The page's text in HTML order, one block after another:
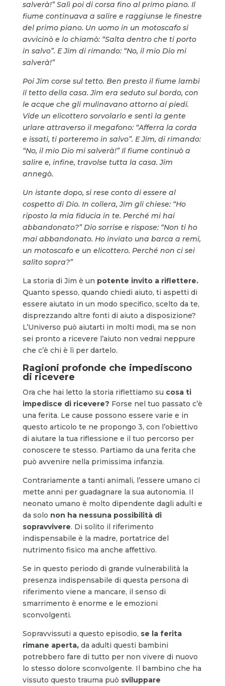
salverà!” Salì poi di corsa fino al primo piano. Il
fiume continuava a salire e raggiunse le finestre
del primo piano. Un uomo in un motoscafo si
avvicinò e lo chiamò: “Salta dentro che ti porto
in salvo”. E Jim di rimando: “No, il mio Dio mi
salverà!”
Poi Jim corse sul tetto. Ben presto il fiume lambì
il tetto della casa. Jim era seduto sul bordo, con
le acque che gli mulinavano attorno ai piedi.
Vide un elicottero sorvolarlo e sentì la gente
urlare attraverso il megafono: “Afferra la corda
e issati, ti porteremo in salvo”. E Jim, di rimando:
“No, il mio Dio mi salverà!” Il fiume continuò a
salire e, infine, travolse tutta la casa. Jim
annegò.
Un istante dopo, si rese conto di essere al
cospetto di Dio. In collera, Jim gli chiese: “Ho
riposto la mia fiducia in te. Perché mi hai
abbandonato?” Dio sorrise e rispose: “Non ti ho
mai abbandonato. Ho inviato una barca a remi,
un motoscafo e un elicottero. Perché non ci sei
salito sopra?”
La storia di Jim è un potente invito a riflettere.
Quanto spesso, quando chiedi aiuto, ti aspetti di
essere aiutato in un modo specifico, scelto da te,
disprezzando altre fonti di aiuto a disposizione?
L’Universo può aiutarti in molti modi, ma se non
sei pronto a ricevere l’aiuto non vedrai neppure
che c’è chi è lì per dartelo.
Ragioni profonde che impediscono
di ricevere
Ora che hai letto la storia riflettiamo su cosa ti
impedisce di ricevere? Forse nel tuo passato c’è
una ferita. Le cause possono essere varie e in
questo articolo te ne propongo 3, con l’obiettivo
di aiutare la tua riflessione e il tuo percorso per
conoscere te stesso. Partiamo da una ferita che
può avvenire nella primissima infanzia.
Contrariamente a tanti animali, l’essere umano ci
mette anni per guadagnare la sua autonomia. Il
neonato umano è molto dipendente dagli adulti e
da solo non ha nessuna possibilità di
sopravvivere. Di solito il riferimento
indispensabile è la madre, portatrice del
nutrimento fisico ma anche affettivo.
Se in questo periodo di grande vulnerabilità la
presenza indispensabile di questa persona di
riferimento viene a mancare, il senso di
smarrimento è enorme e le emozioni
sconvolgenti.
Sopravvissuti a questo episodio, se la ferita
rimane aperta, da adulti questi bambini
potrebbero fare di tutto per non vivere di nuovo
lo stesso dolore sconvolgente. Il bambino che ha
vissuto questo trauma può sviluppare